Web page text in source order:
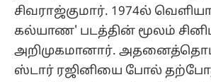
சிவராஜ்குமார். 1974ல்
கல்யாண' படத்தின் மூலம்
அறிமுகமானார்.
ஸ்டார் ரஜினியை போல்